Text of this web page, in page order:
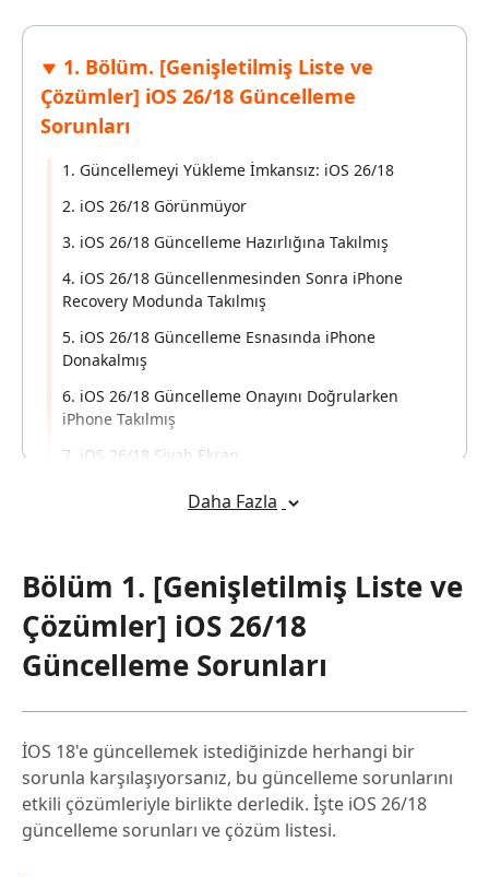
1. Bölüm. [Genişletilmiş Liste ve
Çözümler] iOS 26/18 Güncelleme
Sorunları
1. Güncellemeyi Yükleme İmkansız: iOS 26/18
2. iOS 26/18 Görünmüyor
3. iOS 26/18 Güncelleme Hazırlığına Takılmış
4. iOS 26/18 Güncellenmesinden Sonra iPhone
Recovery Modunda Takılmış
5. iOS 26/18 Güncelleme Esnasında iPhone
Donakalmış
6. iOS 26/18 Güncelleme Onayını Doğrularken
iPhone Takılmış
7. iOS 26/18 Siyah Ekran
8. iOS 26/18 Terimler ve Şartlarındaki Takılma
11. iOS 26/18 Yükleniyor Ekranında Takılma
12. iOS 26/18 Güncelleme Kontrolü Yapılamadı
13. iOS 26/18 Güncelleme Onayı Doğrulanamadı
14. iOS 26/18 DFU Modu
15. iOS 26/18 Apple Logosundaki Takılma
16. iOS 26/18 Güncelleme Sonrası Telefon Devre Dışı
Bıraktı
17. iOS 26/18 Güncelleme Durduruldu
Daha Fazla
Bölüm 1. [Genişletilmiş Liste ve
Çözümler] iOS 26/18
Güncelleme Sorunları
İOS 18'e güncellemek istediğinizde herhangi bir
sorunla karşılaşıyorsanız, bu güncelleme sorunlarını
etkili çözümleriyle birlikte derledik. İşte iOS 26/18
güncelleme sorunları ve çözüm listesi.